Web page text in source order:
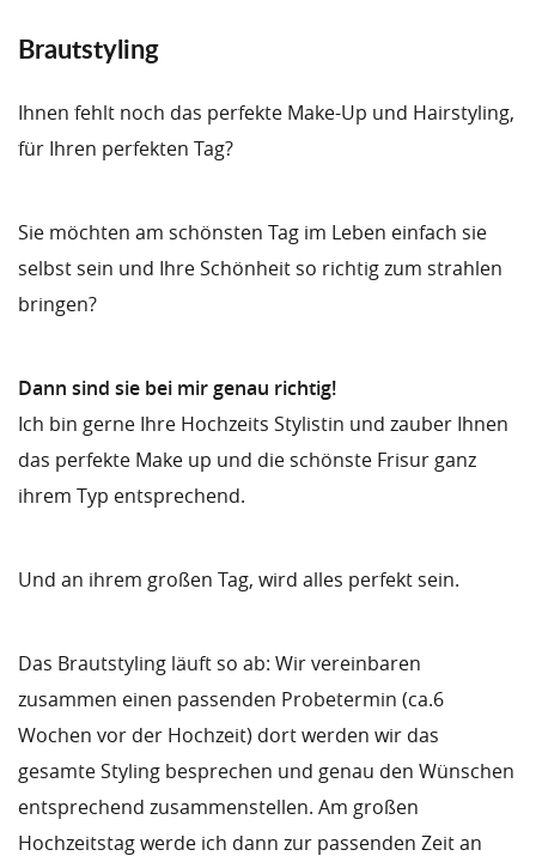
Brautstyling
Ihnen fehlt noch das perfekte Make-Up und Hairstyling,
für Ihren perfekten Tag?
Sie möchten am schönsten Tag im Leben einfach sie
selbst sein und Ihre Schönheit so richtig zum strahlen
bringen?
Dann sind sie bei mir genau richtig!
Ich bin gerne Ihre Hochzeits Stylistin und zauber Ihnen
das perfekte Make up und die schönste Frisur ganz
ihrem Typ entsprechend.
Und an ihrem großen Tag, wird alles perfekt sein.
Das Brautstyling läuft so ab: Wir vereinbaren
zusammen einen passenden Probetermin (ca.6
Wochen vor der Hochzeit) dort werden wir das
gesamte Styling besprechen und genau den Wünschen
entsprechend zusammenstellen. Am großen
Hochzeitstag werde ich dann zur passenden Zeit an